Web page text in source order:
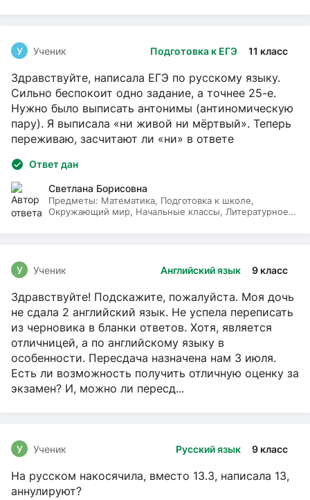
Подготовка к ЕГЭ 11 класс
У Ученик
Здравствуйте, написала ЕГЭ по русскому языку.
Сильно беспокоит одно задание, а точнее 25-е.
Нужно было выписать антонимы (антиномическую
пару). Я выписала «ни живой ни мёртвый». Теперь
переживаю, засчитают ли «ни» в ответе
Ответ дан
Светлана Борисовна
Предметы: Математика, Подготовка к школе,
Окружающий мир, Начальные классы, Литературное
Английский язык 9 класс
У Ученик
Здравствуйте! Подскажите, пожалуйста. Моя дочь
не сдала 2 английский язык. Не успела переписать
из черновика в бланки ответов. Хотя, является
отличницей, а по английскому языку в
особенности. Пересдача назначена нам 3 июля.
Есть ли возможность получить отличную оценку за
экзамен? И, можно ли пересд...
Русский язык 9 класс
У Ученик
На русском накосячила, вместо 13.3, написала 13,
аннулируют?